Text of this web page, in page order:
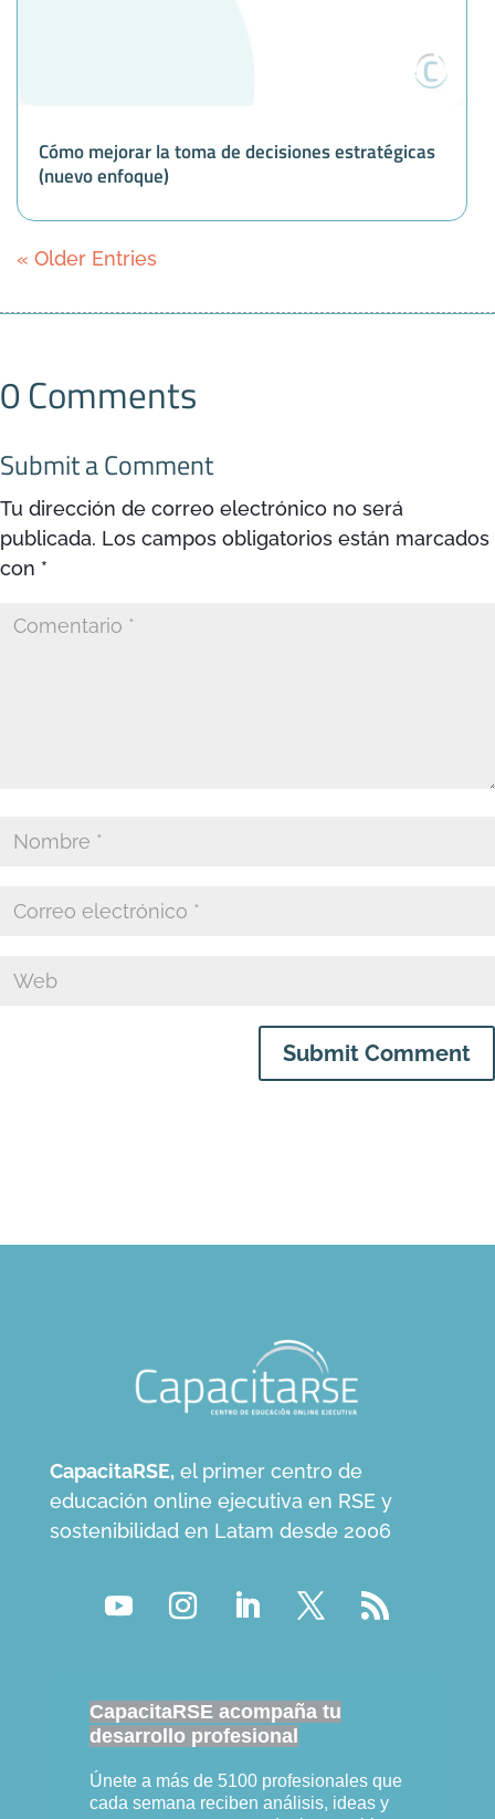
Cómo mejorar la toma de decisiones estratégicas
(nuevo enfoque)
« Older Entries
0 Comments
Submit a Comment
Tu dirección de correo electrónico no será
publicada. Los campos obligatorios están marcados
con *
Submit Comment
CapacitaRSE, el primer centro de
educación online ejecutiva en RSE y
sostenibilidad en Latam desde 2006
CapacitaRSE acompaña tu
desarrollo profesional
Únete a más de 5100 profesionales que
cada semana reciben análisis, ideas y